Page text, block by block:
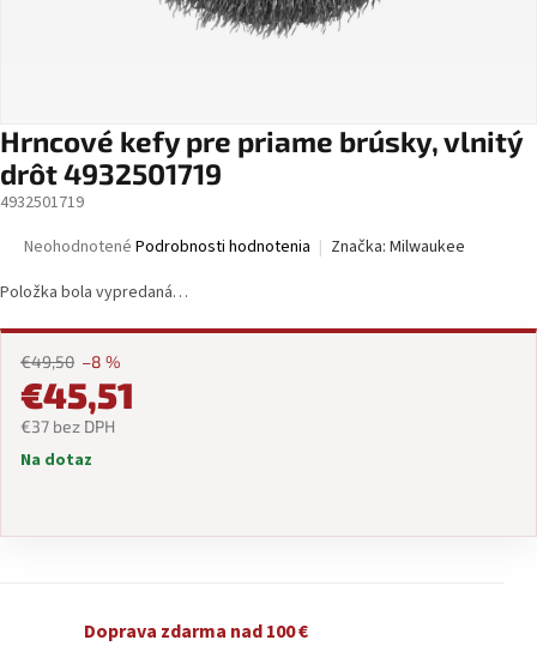
Hrncové kefy pre priame brúsky, vlnitý
drôt 4932501719
4932501719
Priemerné
produktu
0,0
z
5
hviezdičiek.
Neohodnotené Podrobnosti hodnotenia Značka: Milwaukee
Položka bola vypredaná…
€49,50 –8 %
€45,51
€37 bez DPH
Jednotková
Na dotaz
Doprava zdarma nad 100 €